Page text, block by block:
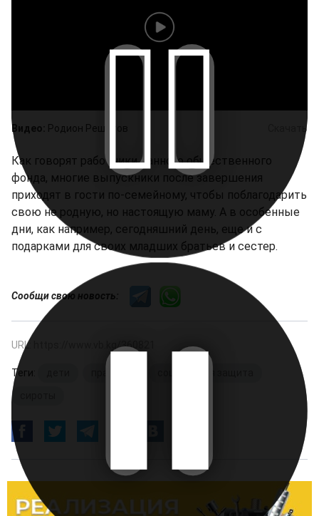
Скачать
Видео: Родион Решетов
Как говорят работники данного общественного
фонда, многие выпускники после завершения
приходят в гости по-семейному, чтобы поблагодарить
свою не родную, но настоящую маму. А в особенные
дни, как например, сегодняшний день, еще и с
подарками для своих младших братьев и сестер.
Сообщи свою новость:
URL: https://www.vb.kg/360821
Теги: